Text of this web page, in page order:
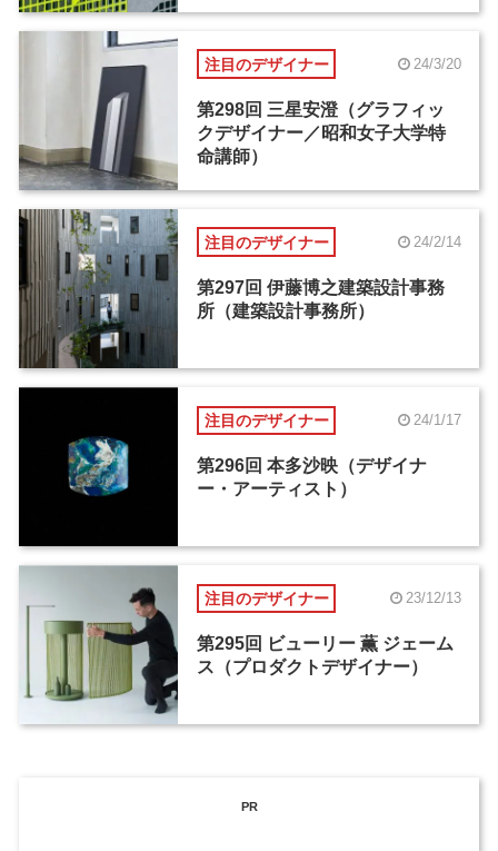
注目のデザイナー 24/3/20
第298回 三星安澄（グラフィッ
クデザイナー／昭和女子大学特
命講師）
注目のデザイナー 24/2/14
第297回 伊藤博之建築設計事務
所（建築設計事務所）
注目のデザイナー 24/1/17
第296回 本多沙映（デザイナ
ー・アーティスト）
注目のデザイナー 23/12/13
第295回 ビューリー 薫 ジェーム
ス（プロダクトデザイナー）
PR